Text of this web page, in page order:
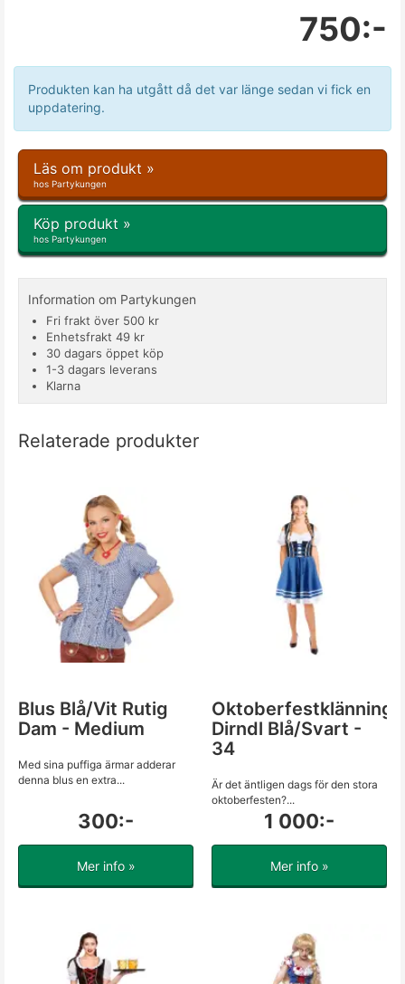
750:-
Produkten kan ha utgått då det var länge sedan vi fick en
uppdatering.
Läs om produkt »
hos Partykungen
Köp produkt »
hos Partykungen
Information om Partykungen
Fri frakt över 500 kr
Enhetsfrakt 49 kr
30 dagars öppet köp
1-3 dagars leverans
Klarna
Relaterade produkter
Blus Blå/Vit Rutig
Dam - Medium
Med sina puffiga ärmar adderar
denna blus en extra...
300:-
Mer info »
Oktoberfestklänning
Dirndl Blå/Svart -
34
Är det äntligen dags för den stora
oktoberfesten?...
1 000:-
Mer info »